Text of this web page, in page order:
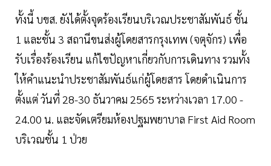
ทั้งนี้ บขส. ยังได้ตั้งจุดร้องเรียนบริเวณประชาสัมพันธ์ ชั้น
1 และชั้น 3 สถานีขนส่งผู้โดยสารกรุงเทพ (จตุจักร) เพื่อ
รับเรื่องร้องเรียน แก้ไขปัญหาเกี่ยวกับการเดินทาง รวมทั้ง
ให้คำแนะนำประชาสัมพันธ์แก่ผู้โดยสาร โดยดำเนินการ
ตั้งแต่ วันที่ 28-30 ธันวาคม 2565 ระหว่างเวลา 17.00 -
24.00 น. และจัดเตรียมห้องปฐมพยาบาล First Aid Room
บริเวณชั้น 1 ป่วย